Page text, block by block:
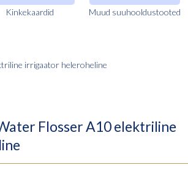
Kinkekaardid Muud suuhooldustooted
irrigaator heleroheline
Flosser A10 elektriline